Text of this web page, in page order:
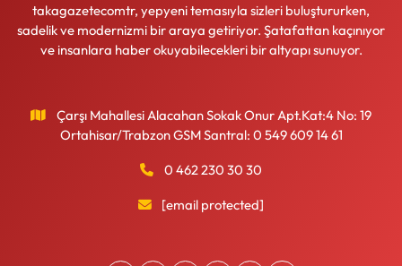
takagazetecomtr, yepyeni temasıyla sizleri buluştururken,
sadelik ve modernizmi bir araya getiriyor. Şatafattan kaçınıyor
ve insanlara haber okuyabilecekleri bir altyapı sunuyor.
Çarşı Mahallesi Alacahan Sokak Onur Apt.Kat:4 No: 19
Ortahisar/Trabzon GSM Santral: 0 549 609 14 61
0 462 230 30 30
[email protected]